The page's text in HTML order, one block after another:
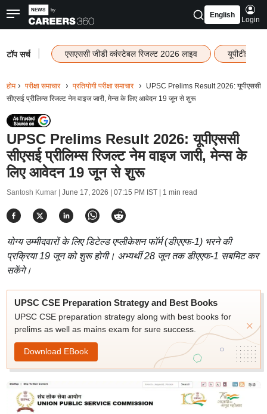
English
Login
टॉप सर्च एसएससी जीडी कांस्टेबल रिजल्ट 2026 लाइव यूपीटीईटी
होम परीक्षा समाचार प्रतियोगी परीक्षा समाचार
UPSC Prelims Result 2026: यूपीएससी
सीएसई प्रीलिम्स रिजल्ट नेम वाइज जारी, मेन्स के लिए आवेदन 19 जून से शुरू
UPSC Prelims Result 2026: यूपीएससी
सीएसई प्रीलिम्स रिजल्ट नेम वाइज जारी, मेन्स के
लिए आवेदन 19 जून से शुरू
Santosh Kumar | June 17, 2026 | 07:15 PM IST| 1 min read
योग्य उम्मीदवारों के लिए डिटेल्ड एप्लीकेशन फॉर्म (डीएएफ-1) भरने की
प्रक्रिया 19 जून को शुरू होगी। अभ्यर्थी 28 जून तक डीएएफ-1 सबमिट कर
सकेंगे।
UPSC CSE Preparation Strategy and Best Books
UPSC CSE preparation strategy along with best books for
prelims as well as mains exam for sure success.
Download EBook